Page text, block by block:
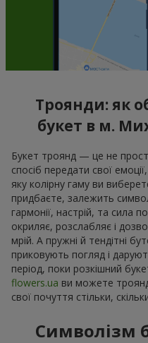
Троянди: як
букет в м.
Букет троянд — це не
спосіб передати свої
яку колірну гаму ви
придбаєте, залежить
гармонії, настрій, та сила
окриляє, розслабляє і
мрій. А пружні й тендітні
приковують погляд і
період, поки розкішний
flowers.ua ви можете
свої почуття стільки,
Символізм